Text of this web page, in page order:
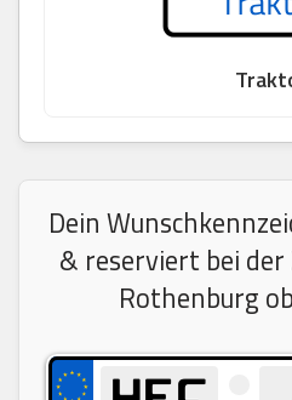
Dein
& reserviert bei
Rothenburg